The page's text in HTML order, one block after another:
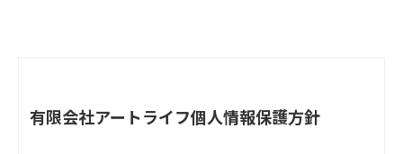
有限会社アートライフ個人情報保護方針